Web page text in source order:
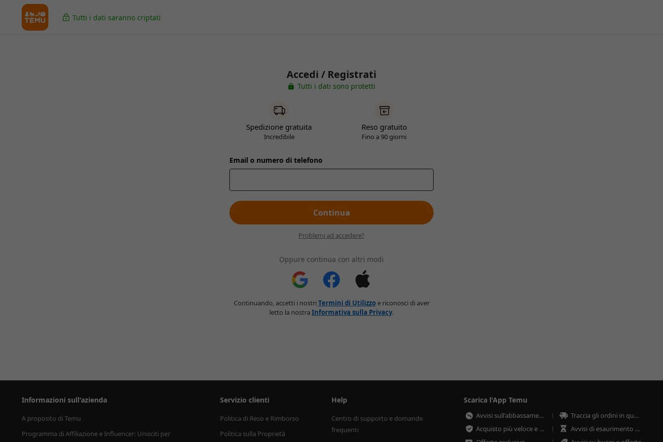
Tutti i dati saranno criptati
Accedi / Registrati
Tutti i dati sono protetti
Spedizione gratuita
Incredibile
Reso gratuito
Fino a 90 giorni
Email o numero di telefono
Continua
Problemi ad accedere?
Oppure continua con altri modi
Continuando, accetti i nostri Termini di Utilizzoe riconosci di aver
letto la nostra Informativa sulla Privacy.
Informazioni sull'azienda
A proposito di Temu
Programma di Affiliazione e Influencer: Unisciti per
Servizio clienti
Politica di Reso e Rimborso
Politica sulla Proprietà
Help
Centro di supporto e domande
frequenti
Scarica l'App Temu
Avvisi sull'abbassamento dei prezzi
Traccia gli ordini in qualsiasi momento
Acquisto più veloce e sicuro
Avvisi di esaurimento scorte